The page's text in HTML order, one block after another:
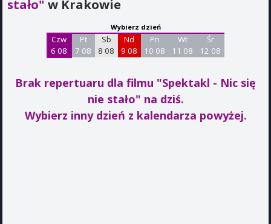
stało" w Krakowie
Wybierz dzień
Czw
6 08
Pt
7 08
Sb
8 08
Nd
9 08
Pn
10 08
Wt
11 08
Śr
12 08
Brak repertuaru dla filmu "Spektakl - Nic się
nie stało" na dziś.
Wybierz inny dzień z kalendarza powyżej.